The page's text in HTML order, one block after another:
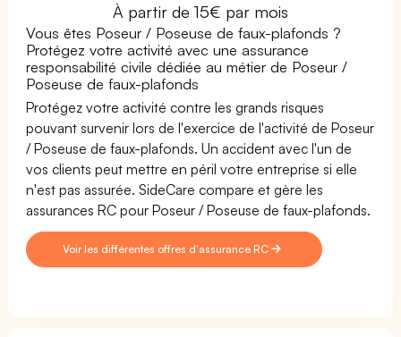
À partir de 15€ par mois
Vous êtes Poseur / Poseuse de faux-plafonds ?
Protégez votre activité avec une assurance
responsabilité civile dédiée au métier de Poseur /
Poseuse de faux-plafonds
Protégez votre activité contre les grands risques
pouvant survenir lors de l'exercice de l'activité de Poseur
/ Poseuse de faux-plafonds. Un accident avec l'un de
vos clients peut mettre en péril votre entreprise si elle
n'est pas assurée. SideCare compare et gère les
assurances RC pour Poseur / Poseuse de faux-plafonds.
Voir les différentes offres d'assurance RC